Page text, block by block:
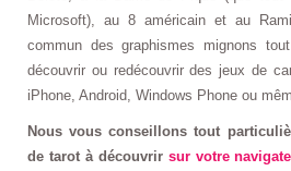
Microsoft), au 8 américain et au
commun des graphismes mignons
découvrir ou redécouvrir des jeux de
iPhone, Android, Windows Phone ou
Nous vous conseillons tout
de tarot à découvrir sur votre